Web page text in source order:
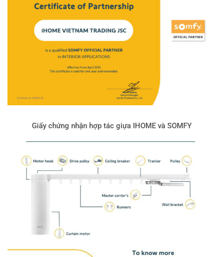
Giấy chứng nhận hợp tác giựa IHOME và SOMFY